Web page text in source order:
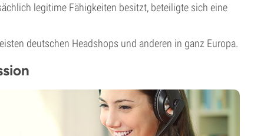
legitime Fähigkeiten besitzt, beteiligte sich eine
deutschen Headshops und anderen in ganz Europa.